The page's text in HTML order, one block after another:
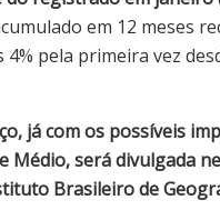
em 12 meses
4% pela primeira vez
já com os possíveis
Médio, será divulgada
Brasileiro de